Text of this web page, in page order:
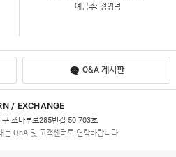
예금주: 정영덕
Q&A 게시판
/ EXCHANGE
구 조마루로285번길 50 703호
는 QnA 및 고객센터로 연락바랍니다